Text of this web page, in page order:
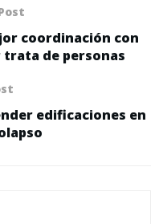
coordinación con
de personas
edificaciones en